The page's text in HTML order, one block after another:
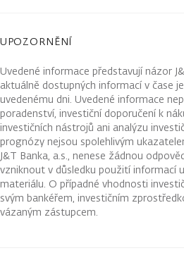
UPOZORNĚNÍ
Uvedené informace představují názor
aktuálně dostupných informací v čase
uvedenému dni. Uvedené informace
poradenství, investiční doporučení k
investičních nástrojů ani analýzu
prognózy nejsou spolehlivým
J&T Banka, a.s., nenese žádnou
vzniknout v důsledku použití informací
materiálu. O případné vhodnosti
svým bankéřem, investičním
vázaným zástupcem.